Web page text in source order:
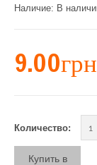
Наличие: В
Количество:
Купить в